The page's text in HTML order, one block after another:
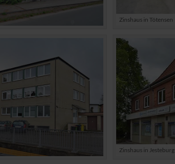
Zinshaus in Tötensen
Zinshaus in Jesteburg